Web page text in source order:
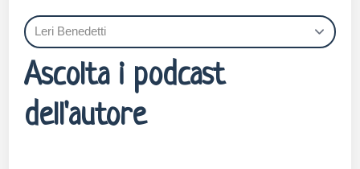
Ascolta i podcast
dell'autore